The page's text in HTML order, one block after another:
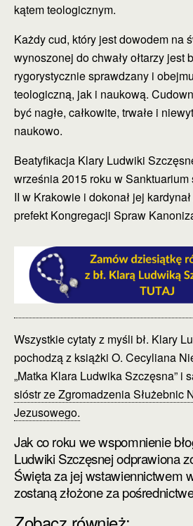
kątem teologicznym.
Każdy cud, który jest dowodem na
wynoszonej do chwały ołtarzy jest
rygorystycznie sprawdzany i
teologiczną, jak i naukową.
być nagłe, całkowite, trwałe i
naukowo.
Beatyfikacja Klary Ludwiki
września 2015 roku w Sanktuarium
II w Krakowie i dokonał jej
prefekt Kongregacji Spraw
Wszystkie cytaty z myśli bł. Klary
pochodzą z książki O. Cecyliana
„Matka Klara Ludwika Szczęsna” i
sióstr ze Zgromadzenia Służebnic
Jezusowego.
Jak co roku we wspomnienie
Ludwiki Szczęsnej odprawiona
Święta za jej wstawiennictwem
zostaną złożone za